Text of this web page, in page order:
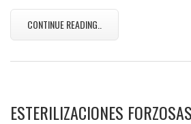
CONTINUE READING..
ESTERILIZACIONES